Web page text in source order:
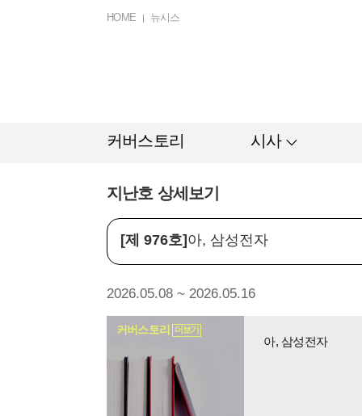
HOME 뉴시스
커버스토리 시사
지난호 상세보기
[제 976호] 아, 삼성전자
2026.05.08 ~ 2026.05.16
커버스토리 더보기
아, 삼성전자